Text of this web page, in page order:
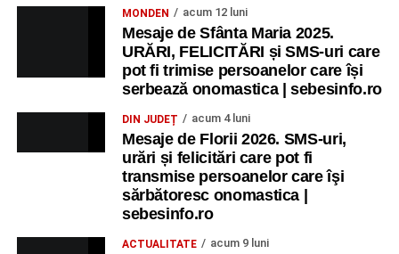
MONDEN acum 12 luni
Mesaje de Sfânta Maria 2025.
URĂRI, FELICITĂRI și SMS-uri care
pot fi trimise persoanelor care își
serbează onomastica | sebesinfo.ro
DIN JUDEȚ acum 4 luni
Mesaje de Florii 2026. SMS-uri,
urări și felicitări care pot fi
transmise persoanelor care îşi
sărbătoresc onomastica |
sebesinfo.ro
ACTUALITATE acum 9 luni